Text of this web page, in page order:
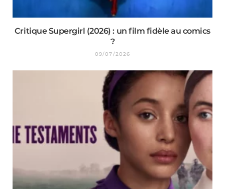
Critique Supergirl (2026) : un film fidèle au comics
?
09/07/2026